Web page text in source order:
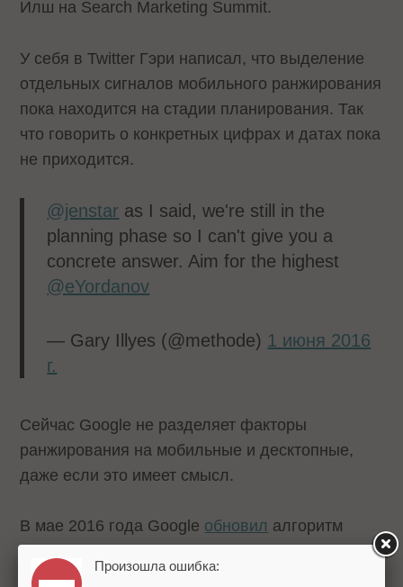
Илш на Search Marketing Summit.
У себя в Twitter Гэри написал, что выделение
отдельных сигналов мобильного ранжирования
пока находится на стадии планирования. Так
что говорить о конкретных цифрах и датах пока
не приходится.
@jenstar as I said, we're still in the
planning phase so I can't give you a
concrete answer. Aim for the highest
@eYordanov
— Gary Illyes (@methode) 1 июня 2016
г.
Сейчас Google не разделяет факторы
ранжирования на мобильные и десктопные,
даже если это имеет смысл.
В мае 2016 года Google обновил алгоритм
Mobile-friendly, сделав адаптированность к
мобильным факторам еще более значимым
Произошла ошибка: